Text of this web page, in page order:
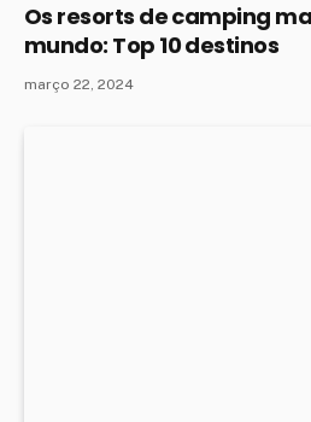
Os resorts de camping
mundo: Top 10 destinos
março 22, 2024